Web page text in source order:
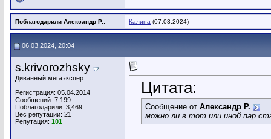
Поблагодарили Александр Р.: Калина (07.03.2024)
06.03.2024, 20:04
s.krivorozhsky
Диванный мегаэксперт
Регистрация: 05.04.2014
Сообщений: 7,199
Поблагодарили: 3,469
Вес репутации: 21
Репутация: 101
Цитата:
Сообщение от Александр Р.
можно ли в тот или иной пар